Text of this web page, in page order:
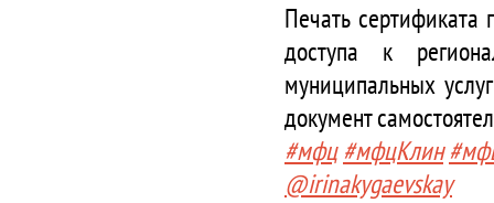
Печать
доступа к
муниципальных
документ
#мфц#мфцКлин
@irinakygaevskay